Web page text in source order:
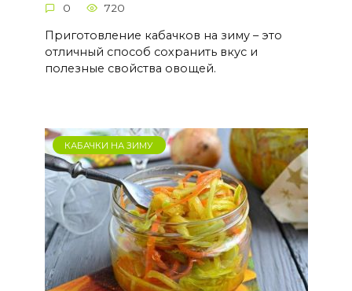
0 720
Приготовление кабачков на зиму – это
отличный способ сохранить вкус и
полезные свойства овощей.
КАБАЧКИ НА ЗИМУ